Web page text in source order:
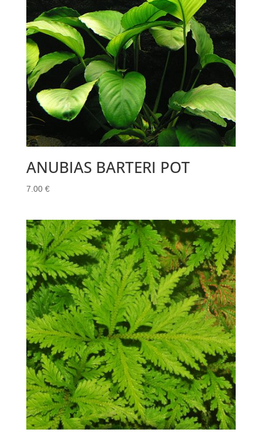
ANUBIAS BARTERI POT
7.00 €